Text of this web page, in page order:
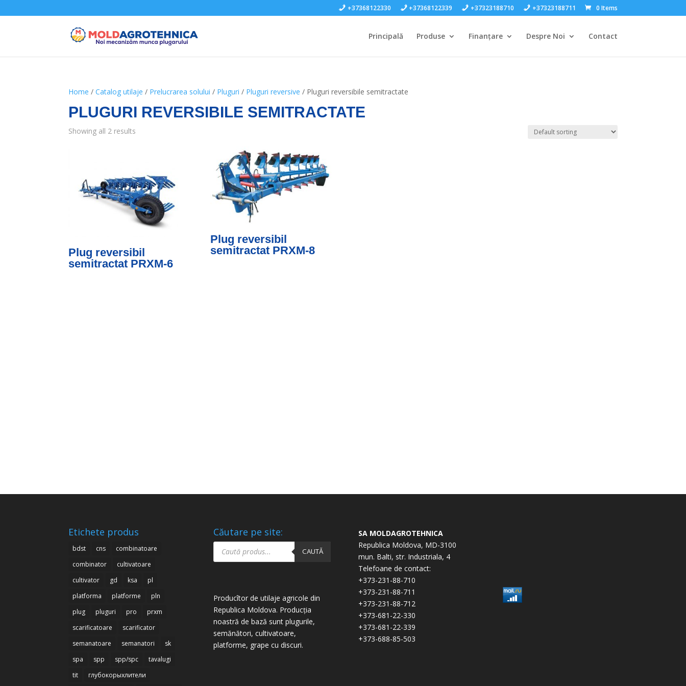
+37368122330 +37368122339 +37323188710 +37323188711 0 Items
Principală Produse Finanțare Despre Noi Contact
Home /Catalog utilaje / Prelucrarea solului / Pluguri / Pluguri reversive / Pluguri reversibile semitractate
PLUGURI REVERSIBILE SEMITRACTATE
Showing all 2 results
Plug reversibil
semitractat PRXM-6
Plug reversibil
semitractat PRXM-8
Etichete produs
bdst cns
combinatoare
combinator
cultivatoare
cultivator
gd ksa
pl
platforma
platforme
pln
plug
pluguri pro
prxm
scarificatoare
scarificator
semanatoare
semanatori
sk
spa
spp spp/spc
tavalugi
tit
глубокорыхлители
Căutare pe site:
Products
search CAUTĂ
Producîtor de utilaje agricole din
Republica Moldova. Producția
noastră de bază sunt plugurile,
semănători, cultivatoare,
platforme, grape cu discuri.
SA MOLDAGROTEHNICA
Republica Moldova, MD-3100
mun. Balti, str. Industriala, 4
Telefoane de contact:
+373-231-88-710
+373-231-88-711
+373-231-88-712
+373-681-22-330
+373-681-22-339
+373-688-85-503